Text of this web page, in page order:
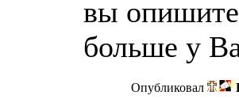
вы
больше у
Опубликовал